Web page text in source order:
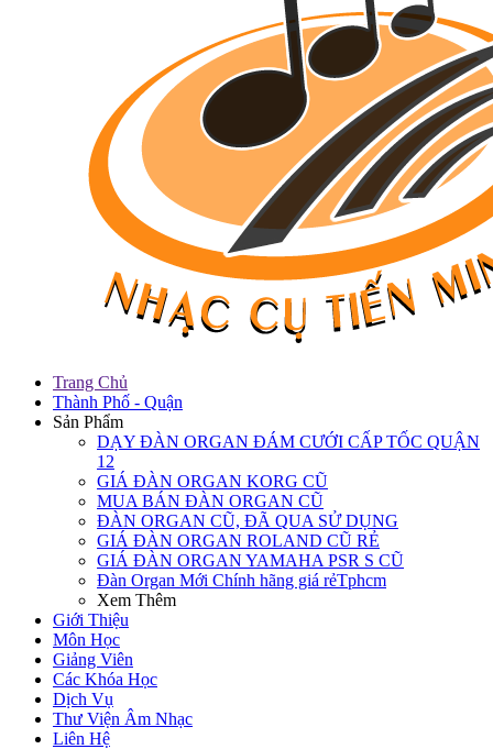
Trang Chủ
Thành Phố - Quận
Sản Phẩm
DẠY ĐÀN ORGAN ĐÁM CƯỚI CẤP TỐC QUẬN
12
GIÁ ĐÀN ORGAN KORG CŨ
MUA BÁN ĐÀN ORGAN CŨ
ĐÀN ORGAN CŨ, ĐÃ QUA SỬ DỤNG
GIÁ ĐÀN ORGAN ROLAND CŨ RẺ
GIÁ ĐÀN ORGAN YAMAHA PSR S CŨ
Đàn Organ Mới Chính hãng giá rẻTphcm
Xem Thêm
Giới Thiệu
Môn Học
Giảng Viên
Các Khóa Học
Dịch Vụ
Thư Viện Âm Nhạc
Liên Hệ